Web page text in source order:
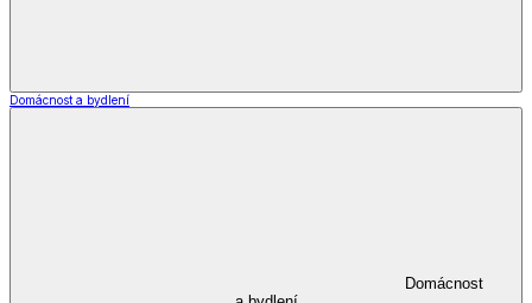
Domácnost a bydlení
Domácnost